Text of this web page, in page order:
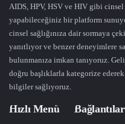
AIDS, HPV, HSV ve HIV gibi
yapabileceğiniz bir platform
cinsel sağlığınıza dair sormaya
yanıtlıyor ve benzer deneyimlere
bulunmanıza imkan tanıyoruz.
doğru başlıklarla kategorize
bilgiler sağlıyoruz.
Hızlı Menü Bağlantılar